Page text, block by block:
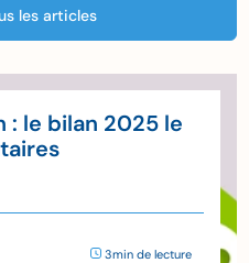
les articles
: le bilan 2025 le
3min de lecture